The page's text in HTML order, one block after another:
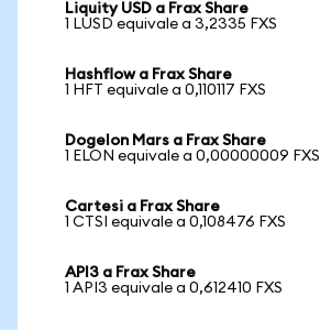
Liquity USD a Frax Share
1 LUSD equivale a 3,2335 FXS
Hashflow a Frax Share
1 HFT equivale a 0,110117 FXS
Dogelon Mars a Frax Share
1 ELON equivale a 0,00000009 FXS
Cartesi a Frax Share
1 CTSI equivale a 0,108476 FXS
API3 a Frax Share
1 API3 equivale a 0,612410 FXS